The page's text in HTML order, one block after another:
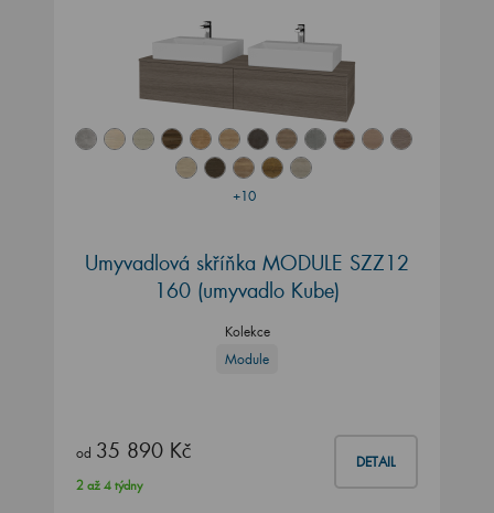
+10
Umyvadlová skříňka MODULE SZZ12
160 (umyvadlo Kube)
Kolekce
Module
od 35 890 Kč DETAIL
2 až 4 týdny